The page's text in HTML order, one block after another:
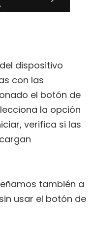
dispositivo
con las
el botón de
la opción
verifica si las
también a
usar el botón de